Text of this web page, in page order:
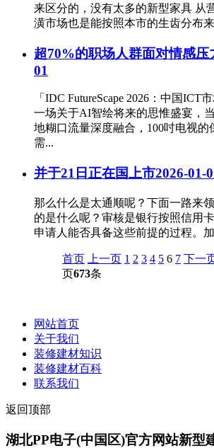
来区分的，没有太多的新型家具 从
潢市场也是能按照本市的生齿分布
超70%的职场人群面对情感压
01
「IDC FutureScape 2026：中国ICT
一场关于AI智绘将来的思惟盛宴，
地糊口流量深度融合，100吋电视的
需...
并于21日正在国上市2026-01-
那么什么是太通顺呢？下面一路来
的是什么呢？审核是银行按照信用
申请人能否具备这些前提的过程。
首页 上一页 1 2 3 4 5 6 7 下一
页673条
网站首页
关于我们
装修建材知识
装修建材百科
联系我们
返回顶部
湖北PP电子(中国区)官方网站新型